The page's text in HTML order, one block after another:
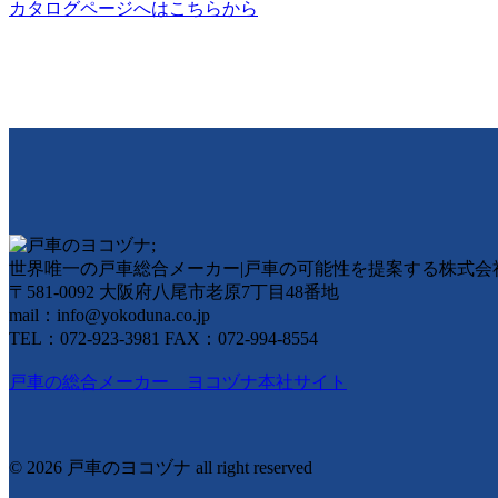
カタログページへはこちらから
世界唯一の戸車総合メーカー|戸車の可能性を提案する株式会
〒581-0092 大阪府八尾市老原7丁目48番地
mail：info@yokoduna.co.jp
TEL：072-923-3981 FAX：072-994-8554
戸車の総合メーカー ヨコヅナ本社サイト
© 2026 戸車のヨコヅナ all right reserved